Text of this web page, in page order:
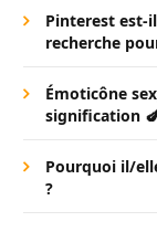
Pinterest est-
recherche
Émoticône
signification
Pourquoi il/
?